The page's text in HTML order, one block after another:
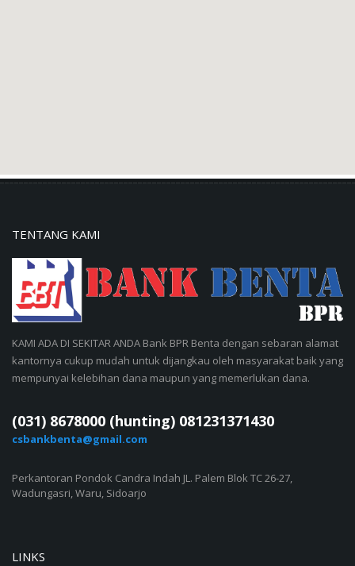
TENTANG KAMI
KAMI ADA DI SEKITAR ANDA Bank BPR Benta dengan sebaran alamat
kantornya cukup mudah untuk dijangkau oleh masyarakat baik yang
mempunyai kelebihan dana maupun yang memerlukan dana.
(031) 8678000 (hunting) 081231371430
csbankbenta@gmail.com
Perkantoran Pondok Candra Indah JL. Palem Blok TC 26-27,
Wadungasri, Waru, Sidoarjo
LINKS